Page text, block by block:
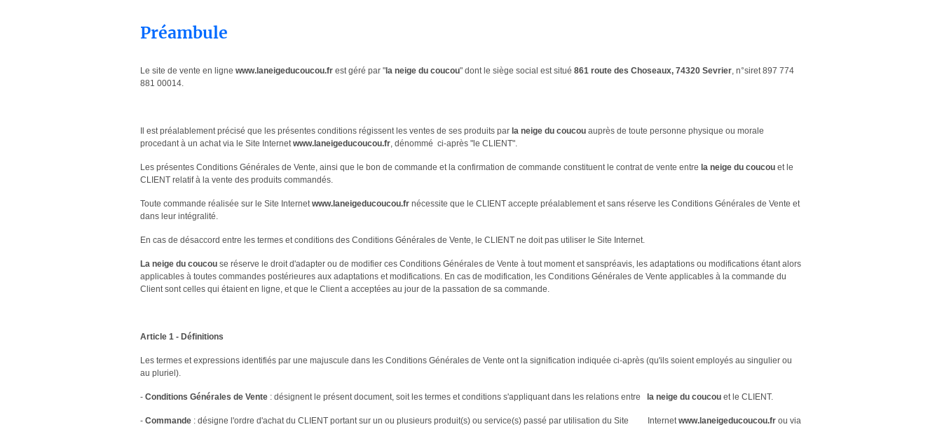
Préambule
Le site de vente en ligne www.laneigeducoucou.fr est géré par "la neige du coucou" dont le siège social est situé 861 route des Choseaux, 74320 Sevrier, n°siret 897 774
881 00014.
Il est préalablement précisé que les présentes conditions régissent les ventes de ses produits par la neige du coucou auprès de toute personne physique ou morale
procedant à un achat via le Site Internetwww.laneigeducoucou.fr, dénommé ci-après "le CLIENT".
Les présentes Conditions Générales de Vente, ainsi que le bon de commande et la confirmation de commande constituent le contrat de vente entre la neige du coucou et le
CLIENT relatif à la vente des produits commandés.
Toute commande réalisée sur le Site Internetwww.laneigeducoucou.fr nécessite que le CLIENT accepte préalablement et sans réserve les Conditions Générales de Vente et
dans leur intégralité.
En cas de désaccord entre les termes et conditions des Conditions Générales de Vente, le CLIENT ne doit pas utiliser le Site Internet.
La neige du coucou se réserve le droit d'adapter ou de modifier ces Conditions Générales de Vente à tout moment et sanspréavis, les adaptations ou modifications étant alors
applicables à toutes commandes postérieures aux adaptations et modifications. En cas de modification, les Conditions Générales de Vente applicables à la commande du
Client sont celles qui étaient en ligne, et que le Client a acceptées au jour de la passation de sa commande.
Article 1 - Définitions
Les termes et expressions identifiés par une majuscule dans les Conditions Générales de Vente ont la signification indiquée ci-après (qu'ils soient employés au singulier ou
au pluriel).
- Conditions Générales de Vente : désignent le présent document, soit les termes et conditions s'appliquant dans les relations entre la neige du coucou et le CLIENT.
- Commande : désigne l'ordre d'achat du CLIENT portant sur un ou plusieurs produit(s) ou service(s) passé par utilisation du Site Internetwww.laneigeducoucou.fr ou via